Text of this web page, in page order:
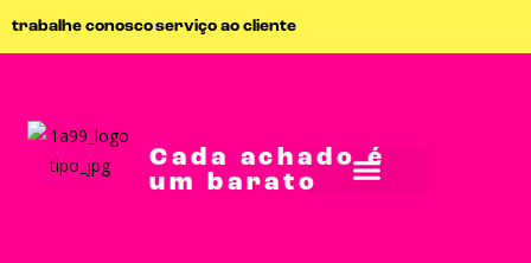
trabalhe conoscoserviço ao cliente
Cada achado é
um barato